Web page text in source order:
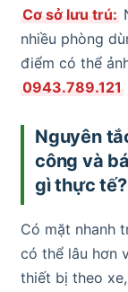
Cơ sở lưu trú:
nhiều phòng
điểm có thể
0943.789.121
Nguyên
công và
gì thực tế?
Có mặt nhanh
có thể lâu hơn
thiết bị theo